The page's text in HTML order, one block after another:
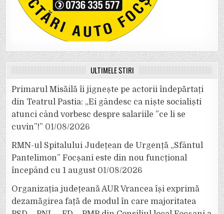
ULTIMELE ȘTIRI
Primarul Misăilă îi jignește pe actorii îndepărtați
din Teatrul Pastia: „Ei gândesc ca niște socialiști
atunci când vorbesc despre salariile ”ce li se
cuvin”!” 01/08/2026
RMN-ul Spitalului Județean de Urgență „Sfântul
Pantelimon” Focșani este din nou funcțional
începând cu 1 august 01/08/2026
Organizația județeană AUR Vrancea își exprimă
dezamăgirea față de modul în care majoritatea